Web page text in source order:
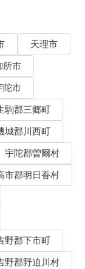
天理市
所市
陀市
駒郡三郷町
城郡川西町
宇陀郡曽爾村
市郡明日香村
野郡下市町
野郡野迫川村